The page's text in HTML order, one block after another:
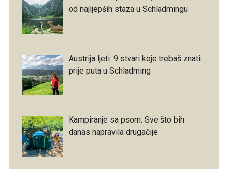
od najljepših staza u Schladmingu
Austrija ljeti: 9 stvari koje trebaš znati
prije puta u Schladming
Kampiranje sa psom: Sve što bih
danas napravila drugačije